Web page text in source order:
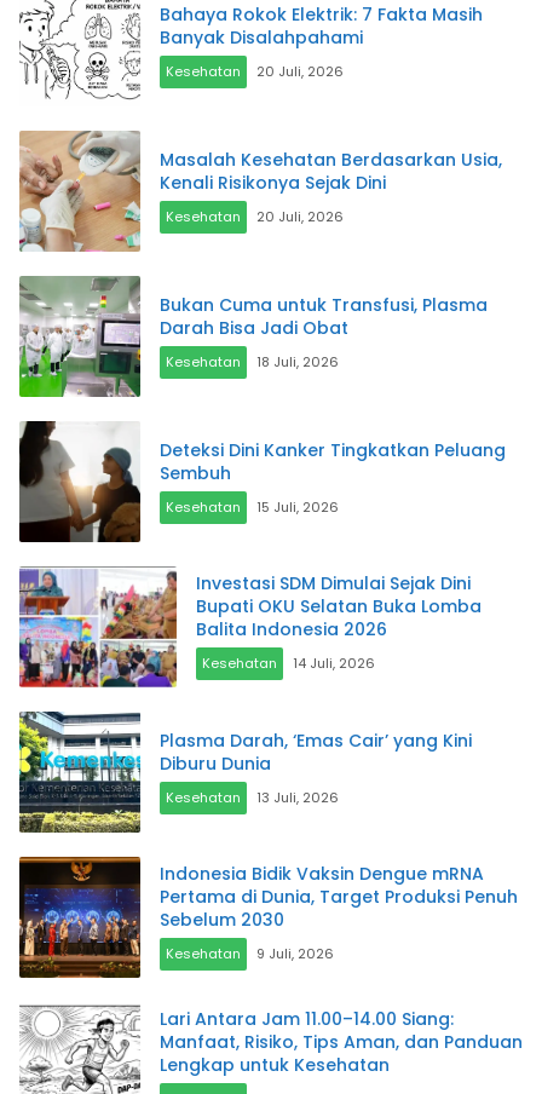
Bahaya Rokok Elektrik: 7 Fakta Masih
Banyak Disalahpahami
Kesehatan 20 Juli, 2026
Masalah Kesehatan Berdasarkan Usia,
Kenali Risikonya Sejak Dini
Kesehatan 20 Juli, 2026
Bukan Cuma untuk Transfusi, Plasma
Darah Bisa Jadi Obat
Kesehatan 18 Juli, 2026
Deteksi Dini Kanker Tingkatkan Peluang
Sembuh
Kesehatan 15 Juli, 2026
Investasi SDM Dimulai Sejak Dini
Bupati OKU Selatan Buka Lomba
Balita Indonesia 2026
Kesehatan 14 Juli, 2026
Plasma Darah, ‘Emas Cair’ yang Kini
Diburu Dunia
Kesehatan 13 Juli, 2026
Indonesia Bidik Vaksin Dengue mRNA
Pertama di Dunia, Target Produksi Penuh
Sebelum 2030
Kesehatan 9 Juli, 2026
Lari Antara Jam 11.00–14.00 Siang:
Manfaat, Risiko, Tips Aman, dan Panduan
Lengkap untuk Kesehatan